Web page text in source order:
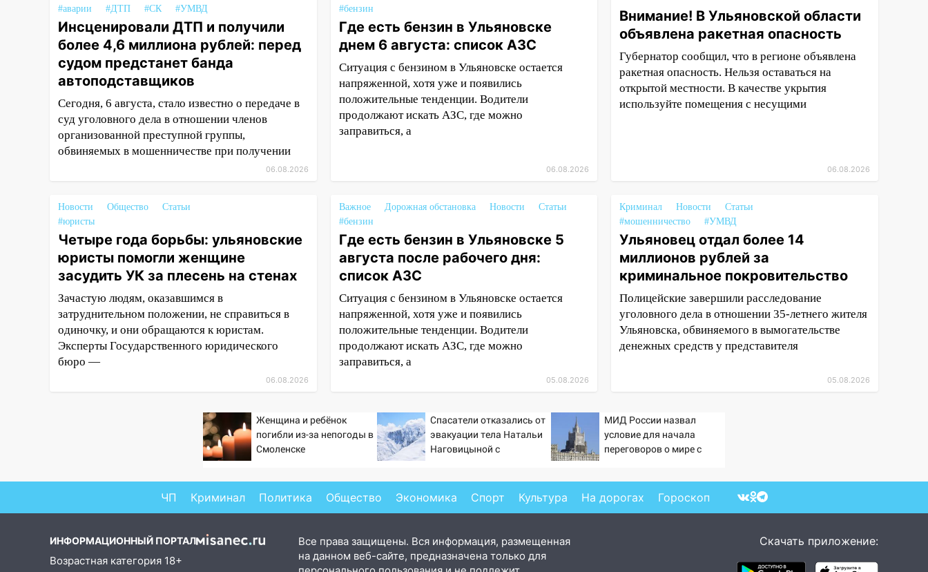
17:08
Ульяновский областной
суд оставил в силе приговор
руководству
«УльяновскФармации» за
махинации на 3,2 млн рублей
16:09 Ветераны легкой
атлетики из Ульяновска
успешно выступили на
Чемпионате России
зерновых и зернобобовых
культур
15:51 Бросила кирпич в жену
брата: в Ульяновской области
завели дело на агрессивную
15:47 На улице Радищева
сбили курьера: крупная авария
в Ульяновске
15:15
В Ульяновске ограничат
движение по улице Ефремова
14:23 67% ульяновцев готовы
передумать увольняться, если
им повысят зарплату
14:01 Инсценировали ДТП и
получили более 4,6 миллиона
#аварии
#ДТП #СК #УМВД
Инсценировали ДТП и получили
более 4,6 миллиона рублей: перед
судом предстанет банда
автоподставщиков
Сегодня, 6 августа, стало известно о передаче в
суд уголовного дела в отношении членов
организованной преступной группы,
обвиняемых в мошенничестве при получении
06.08.2026
#бензин
Где есть бензин в Ульяновске
днем 6 августа: список АЗС
Ситуация с бензином в Ульяновске остается
напряженной, хотя уже и появились
положительные тенденции. Водители
продолжают искать АЗС, где можно
заправиться, а
06.08.2026
Внимание! В Ульяновской области
объявлена ракетная опасность
Губернатор сообщил, что в регионе объявлена
ракетная опасность. Нельзя оставаться на
открытой местности. В качестве укрытия
используйте помещения с несущими
06.08.2026
Новости Общество
Статьи
#юристы
Четыре года борьбы: ульяновские
юристы помогли женщине
засудить УК за плесень на стенах
Зачастую людям, оказавшимся в
затруднительном положении, не справиться в
одиночку, и они обращаются к юристам.
Эксперты Государственного юридического
бюро —
06.08.2026
Важное Дорожная обстановка Новости
Статьи
#бензин
Где есть бензин в Ульяновске 5
августа после рабочего дня:
список АЗС
Ситуация с бензином в Ульяновске остается
напряженной, хотя уже и появились
положительные тенденции. Водители
продолжают искать АЗС, где можно
заправиться, а
05.08.2026
Криминал Новости
Статьи
#мошенничество
#УМВД
Ульяновец отдал более 14
миллионов рублей за
криминальное покровительство
Полицейские завершили расследование
уголовного дела в отношении 35-летнего жителя
Ульяновска, обвиняемого в вымогательстве
денежных средств у представителя
05.08.2026
Женщина и ребёнок
погибли из-за непогоды в
Смоленске
Спасатели отказались от
эвакуации тела Натальи
Наговицыной с
МИД России назвал
условие для начала
переговоров о мире с
ЧП Криминал Политика Общество Экономика Спорт Культура На дорогах Гороскоп
ИНФОРМАЦИОННЫЙ ПОРТАЛ
Возрастная категория 18+
Все права защищены. Вся информация, размещенная
на данном веб-сайте, предназначена только для
Скачать приложение: